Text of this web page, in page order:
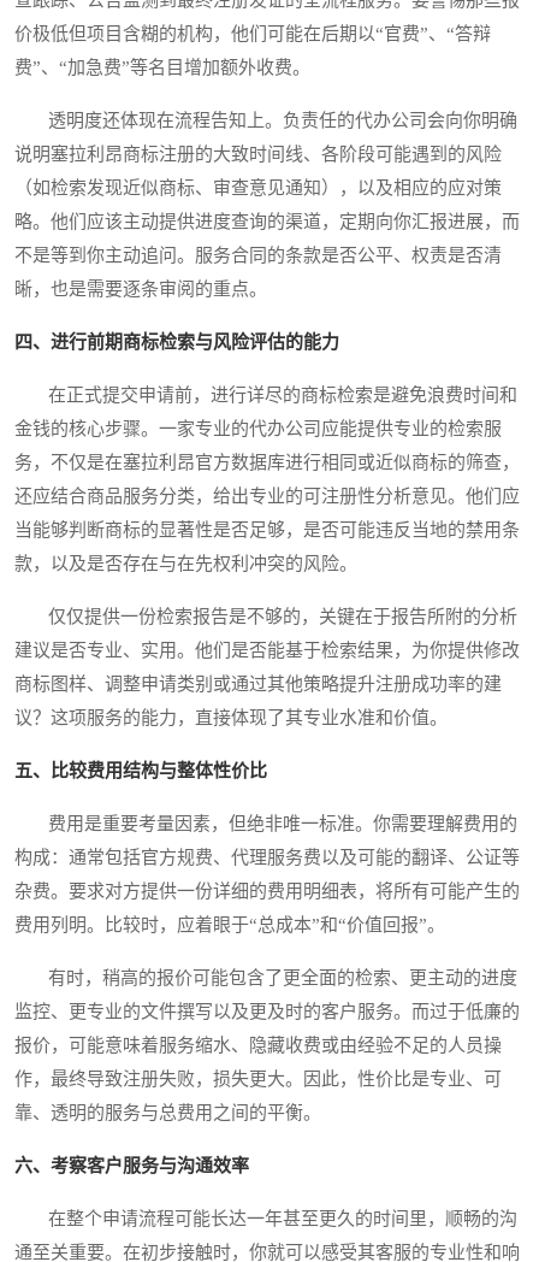
价极低但项目含糊的机构，他们可能在后期以“官费”、“答辩
费”、“加急费”等名目增加额外收费。
透明度还体现在流程告知上。负责任的代办公司会向你明确
说明塞拉利昂商标注册的大致时间线、各阶段可能遇到的风险
（如检索发现近似商标、审查意见通知），以及相应的应对策
略。他们应该主动提供进度查询的渠道，定期向你汇报进展，而
不是等到你主动追问。服务合同的条款是否公平、权责是否清
晰，也是需要逐条审阅的重点。
四、进行前期商标检索与风险评估的能力
在正式提交申请前，进行详尽的商标检索是避免浪费时间和
金钱的核心步骤。一家专业的代办公司应能提供专业的检索服
务，不仅是在塞拉利昂官方数据库进行相同或近似商标的筛查，
还应结合商品服务分类，给出专业的可注册性分析意见。他们应
当能够判断商标的显著性是否足够，是否可能违反当地的禁用条
款，以及是否存在与在先权利冲突的风险。
仅仅提供一份检索报告是不够的，关键在于报告所附的分析
建议是否专业、实用。他们是否能基于检索结果，为你提供修改
商标图样、调整申请类别或通过其他策略提升注册成功率的建
议？这项服务的能力，直接体现了其专业水准和价值。
五、比较费用结构与整体性价比
费用是重要考量因素，但绝非唯一标准。你需要理解费用的
构成：通常包括官方规费、代理服务费以及可能的翻译、公证等
杂费。要求对方提供一份详细的费用明细表，将所有可能产生的
费用列明。比较时，应着眼于“总成本”和“价值回报”。
有时，稍高的报价可能包含了更全面的检索、更主动的进度
监控、更专业的文件撰写以及更及时的客户服务。而过于低廉的
报价，可能意味着服务缩水、隐藏收费或由经验不足的人员操
作，最终导致注册失败，损失更大。因此，性价比是专业、可
靠、透明的服务与总费用之间的平衡。
六、考察客户服务与沟通效率
在整个申请流程可能长达一年甚至更久的时间里，顺畅的沟
通至关重要。在初步接触时，你就可以感受其客服的专业性和响